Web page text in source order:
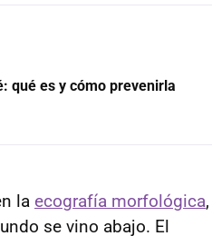
qué es y cómo prevenirla
la ecografía morfológica,
se vino abajo. El